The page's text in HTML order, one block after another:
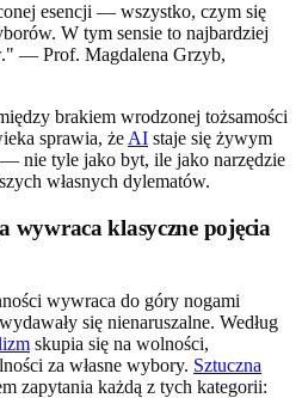
esencji — wszystko, czym się
W tym sensie to najbardziej
— Prof. Magdalena Grzyb,
brakiem wrodzonej tożsamości
sprawia, że AI staje się żywym
nie tyle jako byt, ile jako narzędzie
własnych dylematów.
wywraca klasyczne pojęcia
wywraca do góry nogami
się nienaruszalne. Według
skupia się na wolności,
za własne wybory. Sztuczna
zapytania każdą z tych kategorii: